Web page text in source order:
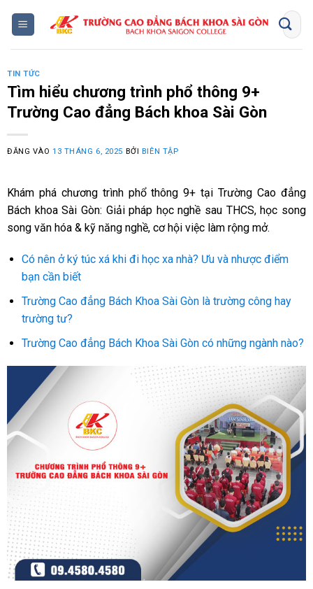
TIN TỨC
Tìm hiểu chương trình phổ thông 9+
Trường Cao đẳng Bách khoa Sài Gòn
ĐĂNG VÀO13 THÁNG 6, 2025 BỞI BIÊN TẬP
Khám phá chương trình phổ thông 9+ tại Trường Cao đẳng
Bách khoa Sài Gòn: Giải pháp học nghề sau THCS, học song
song văn hóa & kỹ năng nghề, cơ hội việc làm rộng mở.
Có nên ở ký túc xá khi đi học xa nhà? Ưu và nhược điểm
bạn cần biết
Trường Cao đẳng Bách Khoa Sài Gòn là trường công hay
trường tư?
Trường Cao đẳng Bách Khoa Sài Gòn có những ngành nào?